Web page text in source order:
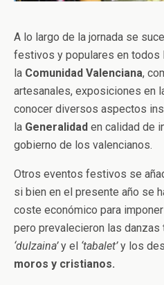
A lo largo de la jornada se
festivos y populares en todos
la Comunidad Valenciana,
artesanales, exposiciones en
conocer diversos aspectos
la Generalidad en calidad de
gobierno de los valencianos.
Otros eventos festivos se
si bien en el presente año se
coste económico para
pero prevalecieron las
‘dulzaina’y el ‘tabalet’y los
moros y cristianos.